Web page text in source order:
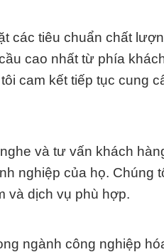
các tiêu chuẩn chất
cao nhất từ phía
cam kết tiếp tục cung
và tư vấn khách
nghiệp của họ.
và dịch vụ phù hợp.
ngành công nghiệp